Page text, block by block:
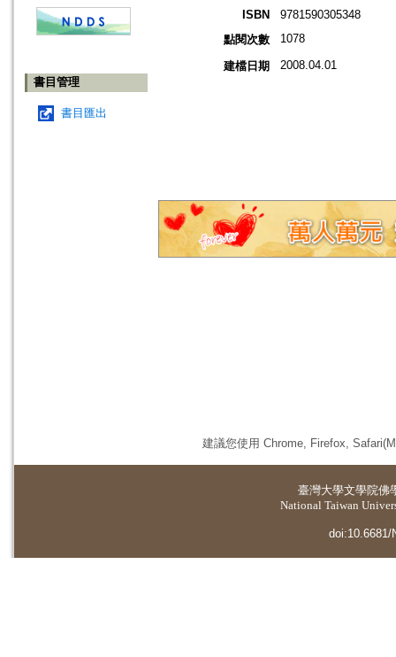
書目管理
書目匯出
ISBN
9781590305348
點閱次數
1078
建檔日期 2008.04.01
建議您使用 Chrome, Firefox,
臺灣大學文學院佛
National Taiwan
doi:10.6681/